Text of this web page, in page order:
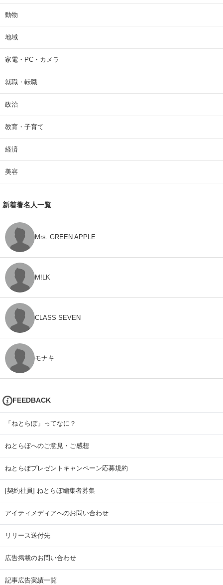
動物
地域
家電・PC・カメラ
就職・転職
政治
教育・子育て
経済
美容
新着著名人一覧
Mrs. GREEN APPLE
M!LK
CLASS SEVEN
モナキ
FEEDBACK
「ねとらぼ」ってなに？
ねとらぼへのご意見・ご感想
ねとらぼプレゼントキャンペーン応募規約
[契約社員] ねとらぼ編集者募集
アイティメディアへのお問い合わせ
リリース送付先
広告掲載のお問い合わせ
記事広告実績一覧